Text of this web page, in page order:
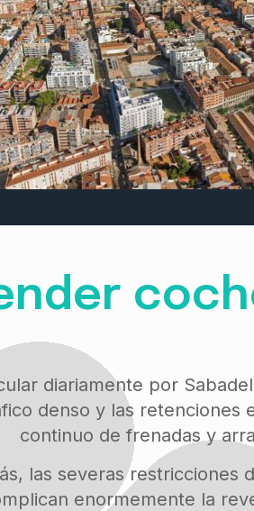
diariamente por
denso y las retenciones
continuo de frenadas y
las severas restricciones
enormemente la